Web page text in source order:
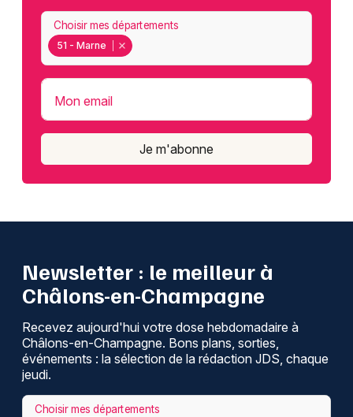
51 - Marne
Choisir mes départements
Mon email
Je m'abonne
Newsletter : le meilleur à
Châlons-en-Champagne
Recevez aujourd'hui votre dose hebdomadaire à
Châlons-en-Champagne. Bons plans, sorties,
événements : la sélection de la rédaction JDS, chaque
jeudi.
Choisir mes départements